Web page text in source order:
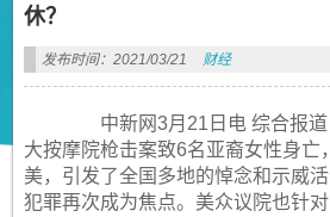
休？
发布时间：2021/03/21 财经
中新网3月21日电 综合报道
大按摩院枪击案致6名亚裔女性身亡
美，引发了全国多地的悼念和示威
犯罪再次成为焦点。美众议院也针